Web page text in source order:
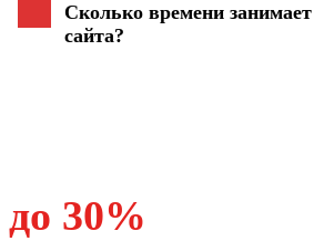
Сколько времени занимает
сайта?
до 30%